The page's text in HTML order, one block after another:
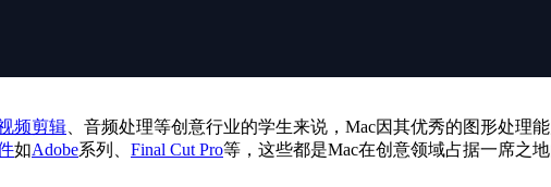
频剪辑 、音频处理等创意行业的学生来说，Mac因其优秀的图形处理
如Adobe系列、 Final Cut Pro等，这些都是Mac在创意领域占据一席之地